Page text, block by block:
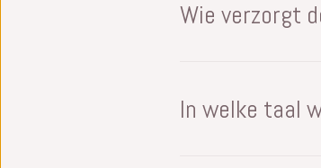
Wie verzorgt
In welke taal